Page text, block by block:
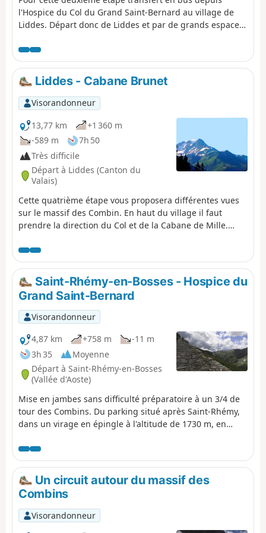
l'Hospice du Col du Grand Saint-Bernard au village de
Liddes. Départ donc de Liddes et par de grands espaces
Col de Mille.
Liddes - Cabane Brunet
Visorandonneur
13,77 km
+1 360 m
-589 m
7h 50
Très difficile
Départ à Liddes (Canton du
Valais)
Cette quatrième étape vous proposera différentes vues
sur le massif des Combin. En haut du village il faut
prendre la direction du Col et de la Cabane de Mille.
découvre peu à peu pour arriver à Erra. La terrasse de la
Cabane de Mille offre un magnifique panorama sur la
chaine du Mont Blanc, les aiguilles de Chamonix et le
massif des Combin. A Servay (petite bergerie après un
petit lac), prendre la direction de la Cabane Brunet. La
fin du trajet traverse une zone assez chaotique avant
d'emprunter la petite route qui monte à la Cabane
Brunet. Superbe vue sur les Combin juste derrière la
cabane.
Saint-Rhémy-en-Bosses - Hospice du
Grand Saint-Bernard
Visorandonneur
4,87 km
+758 m
-11 m
3h 35
Moyenne
Départ à Saint-Rhémy-en-Bosses
(Vallée d'Aoste)
Mise en jambes sans difficulté préparatoire à un 3/4 de
tour des Combins. Du parking situé après Saint-Rhémy,
dans un virage en épingle à l'altitude de 1730 m, en
du Grand Saint-Bernard. Le parcours suit la Via Alpina
Red R117.
Un circuit autour du massif des
Combins
Visorandonneur